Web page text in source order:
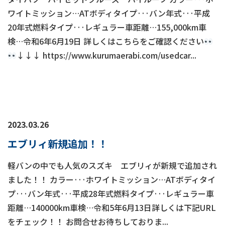
ワイトミッション…ATボディタイプ···バン年式···平成
20年式燃料タイプ···レギュラー車距離…155,000km車
検…令和6年6月19日 詳しくはこちらをご確認ください
↓↓↓ https://www.kurumaerabi.com/usedcar...
2023.03.26
エブリィ新規追加！！
軽バンの中でも人気のスズキ エブリィが新規で追加され
ました！！ カラー···ホワイトミッション…ATボディタイ
プ···バン年式···平成28年式燃料タイプ···レギュラー車
距離…140000km車検…令和5年6月13日詳しくは下記URL
をチェック！！ お問合せお待ちしておりま...